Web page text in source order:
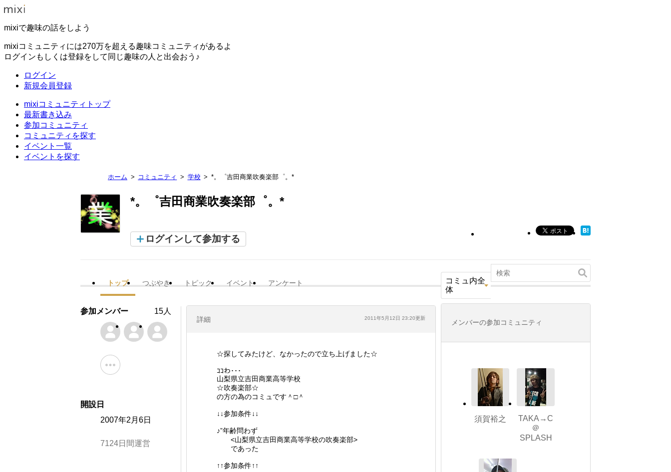
mixiで趣味の話をしよう
mixiコミュニティには270万を超える趣味コミュニティがあるよ
ログインもしくは登録をして同じ趣味の人と出会おう♪
ログイン
新規会員登録
mixiコミュニティトップ
最新書き込み
参加コミュニティ
コミュニティを探す
イベント一覧
イベントを探す
ホーム コミュニティ 学校 *。゜吉田商業吹奏楽部゜。*
*。゜吉田商業吹奏楽部゜。*
ログインして参加する
トップ つぶやき トピック イベント アンケート
コミュ内全
体
詳細 2011年5月12日 23:20更新
☆探してみたけど、なかったので立ち上げました☆
ｺｺわ･･･
山梨県立吉田商業高等学校
☆吹奏楽部☆
の方の為のコミュです＾□＾
↓↓参加条件↓↓
♪”年齢問わず
<山梨県立吉田商業高等学校の吹奏楽部>
であった
↑↑参加条件↑↑
参加メンバー 15人
開設日
2007年2月6日
7124日間運営
メンバーの参加コミュニティ
須賀裕之
TAKA→C
＠
SPLASH